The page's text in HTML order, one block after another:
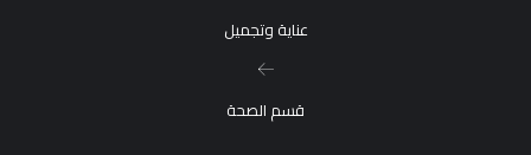
عناية وتجميل
قسم الصحة